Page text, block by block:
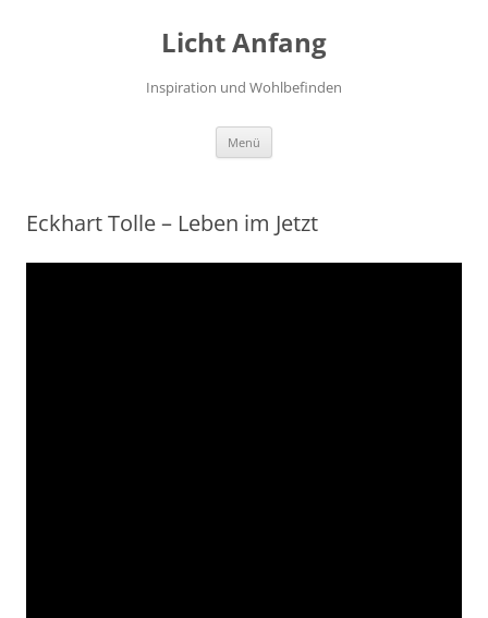
Licht Anfang
Inspiration und Wohlbefinden
Menü
Eckhart Tolle – Leben im Jetzt